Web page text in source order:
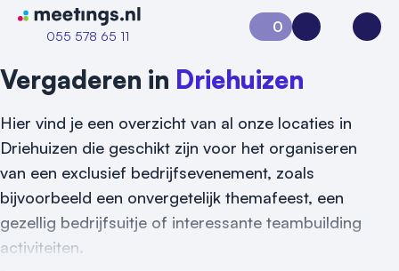
Naar home van Meetings
055 578 65 11
0
Aanvraag 0Inloggen
Vergaderen in Driehuizen
Hier vind je een overzicht van al onze locaties in
Driehuizen die geschikt zijn voor het organiseren
van een exclusief bedrijfsevenement, zoals
bijvoorbeeld een onvergetelijk themafeest, een
gezellig bedrijfsuitje of interessante teambuilding
activiteiten.